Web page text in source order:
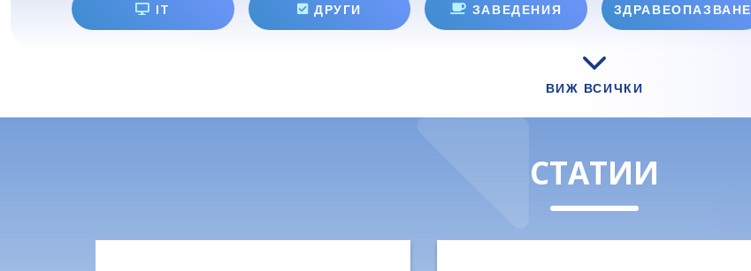
IT ДРУГИ ЗАВЕДЕНИЯ ЗДРАВЕОПАЗВАНЕ
ВИЖ ВСИЧКИ
СТАТИИ